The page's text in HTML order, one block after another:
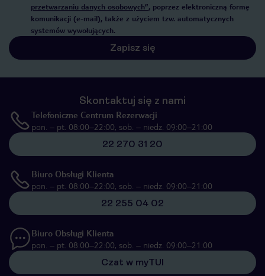
przetwarzaniu danych osobowych”, poprzez elektroniczną formę
komunikacji (e-mail), także z użyciem tzw. automatycznych
systemów wywołujących.
Zapisz się
Skontaktuj się z nami
Telefoniczne Centrum Rezerwacji
pon. – pt. 08:00–22:00, sob. – niedz. 09:00–21:00
22 270 31 20
Biuro Obsługi Klienta
pon. – pt. 08:00–22:00, sob. – niedz. 09:00–21:00
22 255 04 02
Biuro Obsługi Klienta
pon. – pt. 08:00–22:00, sob. – niedz. 09:00–21:00
Czat w myTUI